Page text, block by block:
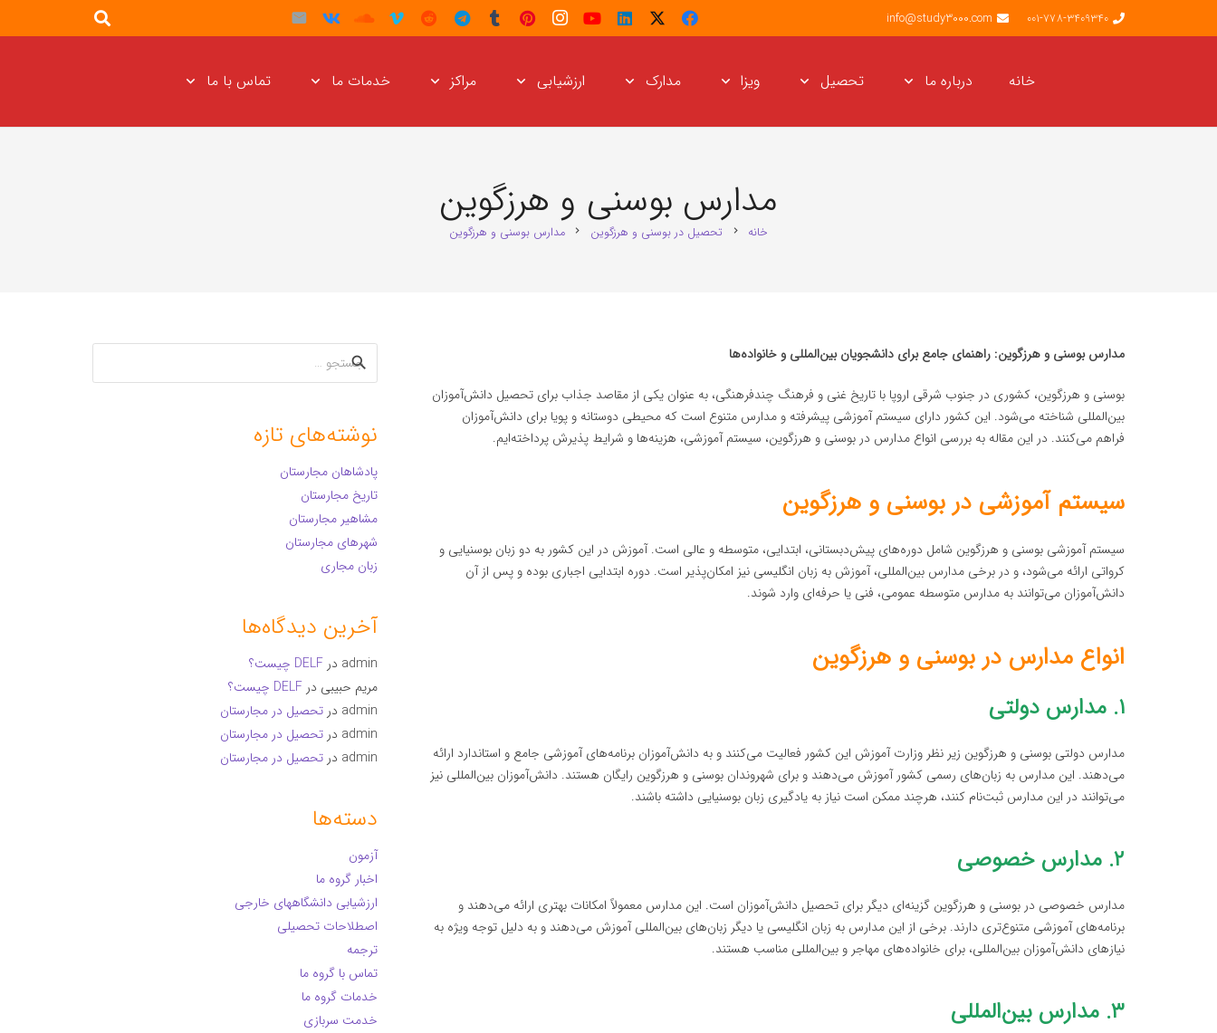
001-778-3409340
info@study3000.com
خانه درباره ما تحصیل ویزا مدارک ارزشیابی مراکز خدمات ما تماس با ما
مدارس بوسنی و هرزگوین
خانه chevron_right تحصیل در بوسنی و هرزگوین chevron_right مدارس بوسنی و هرزگوین
مدارس بوسنی و هرزگوین: راهنمای جامع برای دانشجویان بین‌المللی و خانواده‌ها
بوسنی و هرزگوین، کشوری در جنوب شرقی اروپا با تاریخ غنی و فرهنگ چندفرهنگی، به عنوان یکی از مقاصد جذاب برای تحصیل دانش‌آموزان
بین‌المللی شناخته می‌شود. این کشور دارای سیستم آموزشی پیشرفته و مدارس متنوع است که محیطی دوستانه و پویا برای دانش‌آموزان
فراهم می‌کنند. در این مقاله به بررسی انواع مدارس در بوسنی و هرزگوین، سیستم آموزشی، هزینه‌ها و شرایط پذیرش پرداخته‌ایم.
سیستم آموزشی در بوسنی و هرزگوین
سیستم آموزشی بوسنی و هرزگوین شامل دوره‌های پیش‌دبستانی، ابتدایی، متوسطه و عالی است. آموزش در این کشور به دو زبان بوسنیایی و
کرواتی ارائه می‌شود، و در برخی مدارس بین‌المللی، آموزش به زبان انگلیسی نیز امکان‌پذیر است. دوره ابتدایی اجباری بوده و پس از آن
دانش‌آموزان می‌توانند به مدارس متوسطه عمومی، فنی یا حرفه‌ای وارد شوند.
انواع مدارس در بوسنی و هرزگوین
۱. مدارس دولتی
مدارس دولتی بوسنی و هرزگوین زیر نظر وزارت آموزش این کشور فعالیت می‌کنند و به دانش‌آموزان برنامه‌های آموزشی جامع و استاندارد ارائه
می‌دهند. این مدارس به زبان‌های رسمی کشور آموزش می‌دهند و برای شهروندان بوسنی و هرزگوین رایگان هستند. دانش‌آموزان بین‌المللی نیز
می‌توانند در این مدارس ثبت‌نام کنند، هرچند ممکن است نیاز به یادگیری زبان بوسنیایی داشته باشند.
۲. مدارس خصوصی
مدارس خصوصی در بوسنی و هرزگوین گزینه‌ای دیگر برای تحصیل دانش‌آموزان است. این مدارس معمولاً امکانات بهتری ارائه می‌دهند و
برنامه‌های آموزشی متنوع‌تری دارند. برخی از این مدارس به زبان انگلیسی یا دیگر زبان‌های بین‌المللی آموزش می‌دهند و به دلیل توجه ویژه به
نیازهای دانش‌آموزان بین‌المللی، برای خانواده‌های مهاجر و بین‌المللی مناسب هستند.
۳. مدارس بین‌المللی
جستجو
برای:
نوشته‌های تازه
پادشاهان مجارستان
تاریخ مجارستان
مشاهیر مجارستان
شهرهای مجارستان
زبان مجاری
آخرین دیدگاه‌ها
admin در DELF چیست؟
مریم حبیبی در DELF چیست؟
admin در تحصیل در مجارستان
admin در تحصیل در مجارستان
admin در تحصیل در مجارستان
دسته‌ها
آزمون
اخبار گروه ما
ارزشیابی دانشگاههای خارجی
اصطلاحات تحصیلی
ترجمه
تماس با گروه ما
خدمات گروه ما
خدمت سربازی